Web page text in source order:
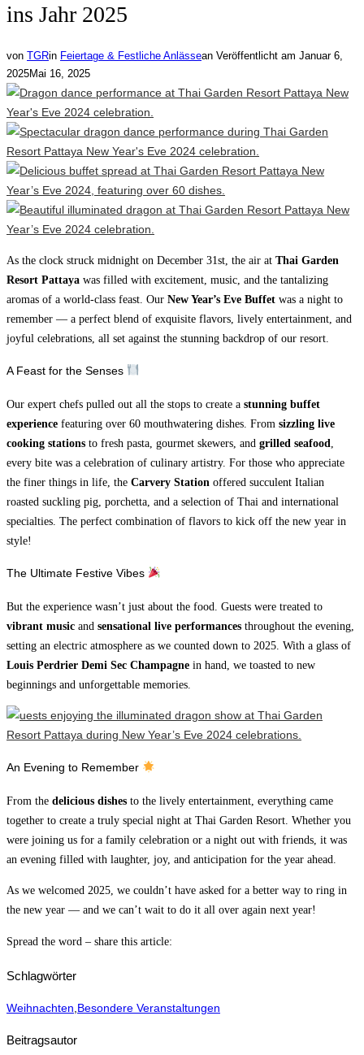
ins Jahr 2025
von TGRin Feiertage & Festliche Anlässean Veröffentlicht am Januar 6,
2025Mai 16, 2025
As the clock struck midnight on December 31st, the air at Thai Garden
Resort Pattaya was filled with excitement, music, and the tantalizing
aromas of a world-class feast. Our New Year’s Eve Buffet was a night to
remember — a perfect blend of exquisite flavors, lively entertainment, and
joyful celebrations, all set against the stunning backdrop of our resort.
A Feast for the Senses
Our expert chefs pulled out all the stops to create a stunning buffet
experience featuring over 60 mouthwatering dishes. From sizzling live
cooking stations to fresh pasta, gourmet skewers, and grilled seafood
every bite was a celebration of culinary artistry. For those who appreciate
the finer things in life, the Carvery Station offered succulent Italian
roasted suckling pig, porchetta, and a selection of Thai and international
specialties. The perfect combination of flavors to kick off the new year in
style!
The Ultimate Festive Vibes
But the experience wasn’t just about the food. Guests were treated to
vibrant music and sensational live performances throughout the evening,
setting an electric atmosphere as we counted down to 2025. With a glass of
Louis Perdrier Demi Sec Champagne in hand, we toasted to new
beginnings and unforgettable memories.
An Evening to Remember
From the delicious dishes to the lively entertainment, everything came
together to create a truly special night at Thai Garden Resort. Whether you
were joining us for a family celebration or a night out with friends, it was
an evening filled with laughter, joy, and anticipation for the year ahead.
As we welcomed 2025, we couldn’t have asked for a better way to ring in
the new year — and we can’t wait to do it all over again next year!
Spread the word – share this article:
Schlagwörter
Weihnachten Besondere Veranstaltungen
Beitragsautor